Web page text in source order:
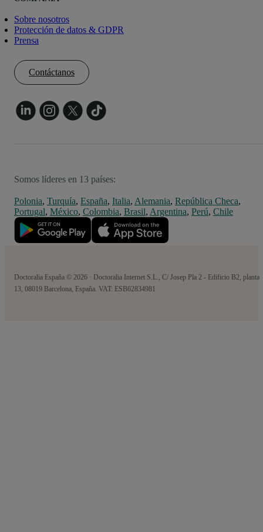
Sobre nosotros
Protección de datos & GDPR
Prensa
Contáctanos
Somos líderes en 13 países:
Polonia, Turquía, España, Italia, Alemania, República Checa,
Portugal, México, Colombia, Brasil, Argentina, Perú, Chile
Doctoralia España © 2026 · Doctoralia Internet S.L., C/ Josep Pla 2 - Edificio B2, planta
13, 08019 Barcelona, España. VAT: ESB62834981